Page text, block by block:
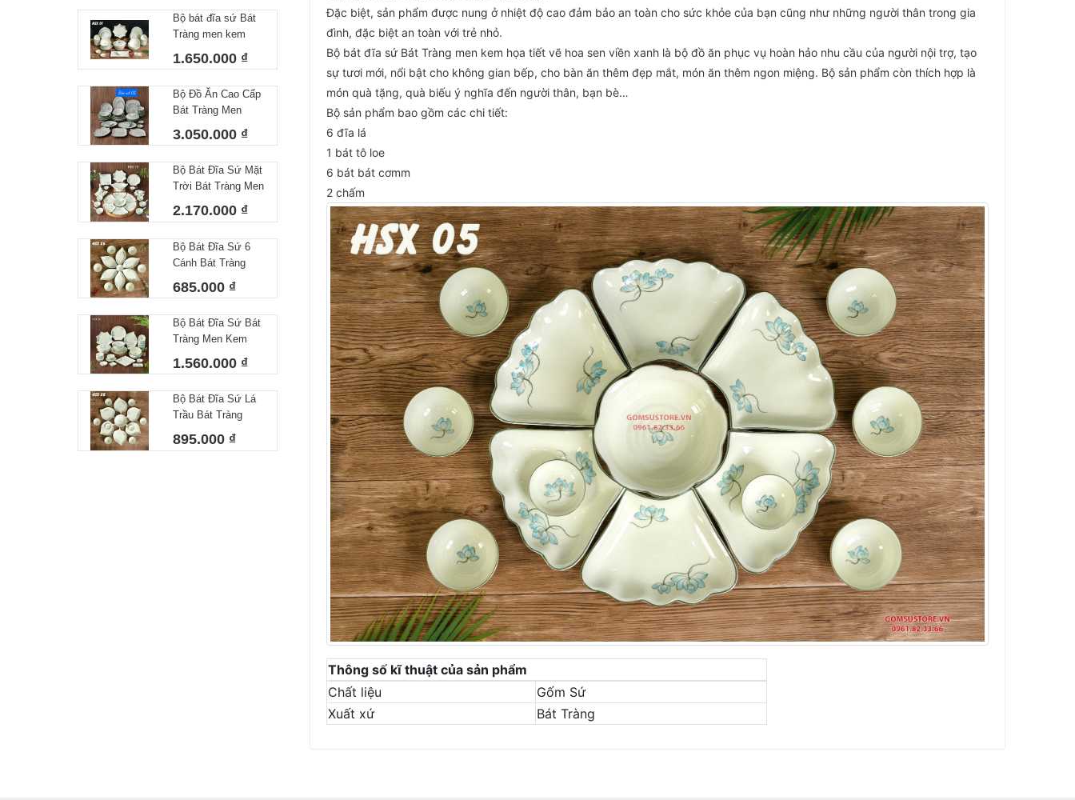
Bộ bát đĩa sứ Bát
Tràng men kem
viền xanh HSX01
1.650.000 ₫
Bộ Đồ Ăn Cao Cấp
Bát Tràng Men
Tay Hoa Bèo 39
3.050.000 ₫
Bộ Bát Đĩa Sứ Mặt
Trời Bát Tràng Men
Kem Họa Tiết Vẽ
Hoa Sen Viền Xanh
2.170.000 ₫
Bộ Bát Đĩa Sứ 6
Cánh Bát Tràng
Vẽ Hoa Sen Viền
Món)
685.000 ₫
Bộ Bát Đĩa Sứ Bát
Tràng Men Kem
Sen Viền Xanh
1.560.000 ₫
Bộ Bát Đĩa Sứ Lá
Trầu Bát Tràng
Men Kem Họa Tiết
Vẽ Hoa Sen Viền
895.000 ₫
Đặc biệt, sản phẩm được nung ở nhiệt độ cao đảm bảo an toàn cho sức khỏe của bạn cũng như những người thân trong gia
đình, đặc biệt an toàn với trẻ nhỏ.
Bộ bát đĩa sứ Bát Tràng men kem họa tiết vẽ hoa sen viền xanh là bộ đồ ăn phục vụ hoàn hảo nhu cầu của người nội trợ, tạo
sự tươi mới, nổi bật cho không gian bếp, cho bàn ăn thêm đẹp mắt, món ăn thêm ngon miệng. Bộ sản phẩm còn thích hợp là
món quà tặng, quà biếu ý nghĩa đến người thân, bạn bè…
Bộ sản phẩm bao gồm các chi tiết:
6 đĩa lá
1 bát tô loe
6 bát bát cơmm
2 chấm
Thông số kĩ thuật của sản phẩm
Chất liệu
Gốm Sứ
Xuất xứ
Bát Tràng